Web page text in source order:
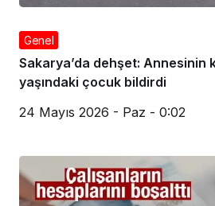
Genel
Sakarya’da dehşet: Annesinin
yaşındaki çocuk bildirdi
24 Mayıs 2026 - Paz - 0:02